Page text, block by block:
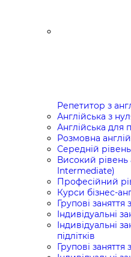
Репетитор з
Англійська з
Англійська для
Розмовна
Середній
Високий рівень
Intermediate)
Професійний
Курси бізнес-
Групові заняття
Індивідуальні
Індивідуальні
підлітків
Групові заняття